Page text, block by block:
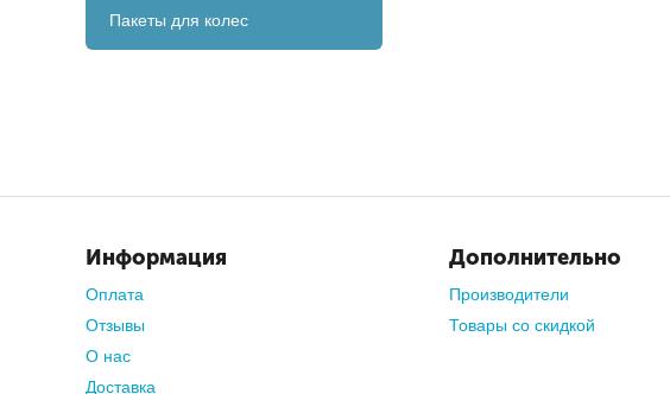
Пакеты для колес
Информация
Оплата
Отзывы
О нас
Доставка
Дополнительно
Производители
Товары со скидкой